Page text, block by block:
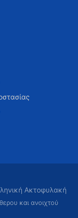
Ακτοφυλακή
και ανοιχτού